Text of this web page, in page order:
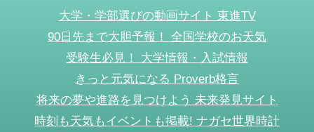
大学・学部選びの動画サイト 東進TV
90日先まで大胆予報！ 全国学校のお天気
受験生必見！ 大学情報・入試情報
きっと元気になる Proverb格言
将来の夢や進路を見つけよう 未来発見サイト
時刻も天気もイベントも掲載! ナガセ世界時計